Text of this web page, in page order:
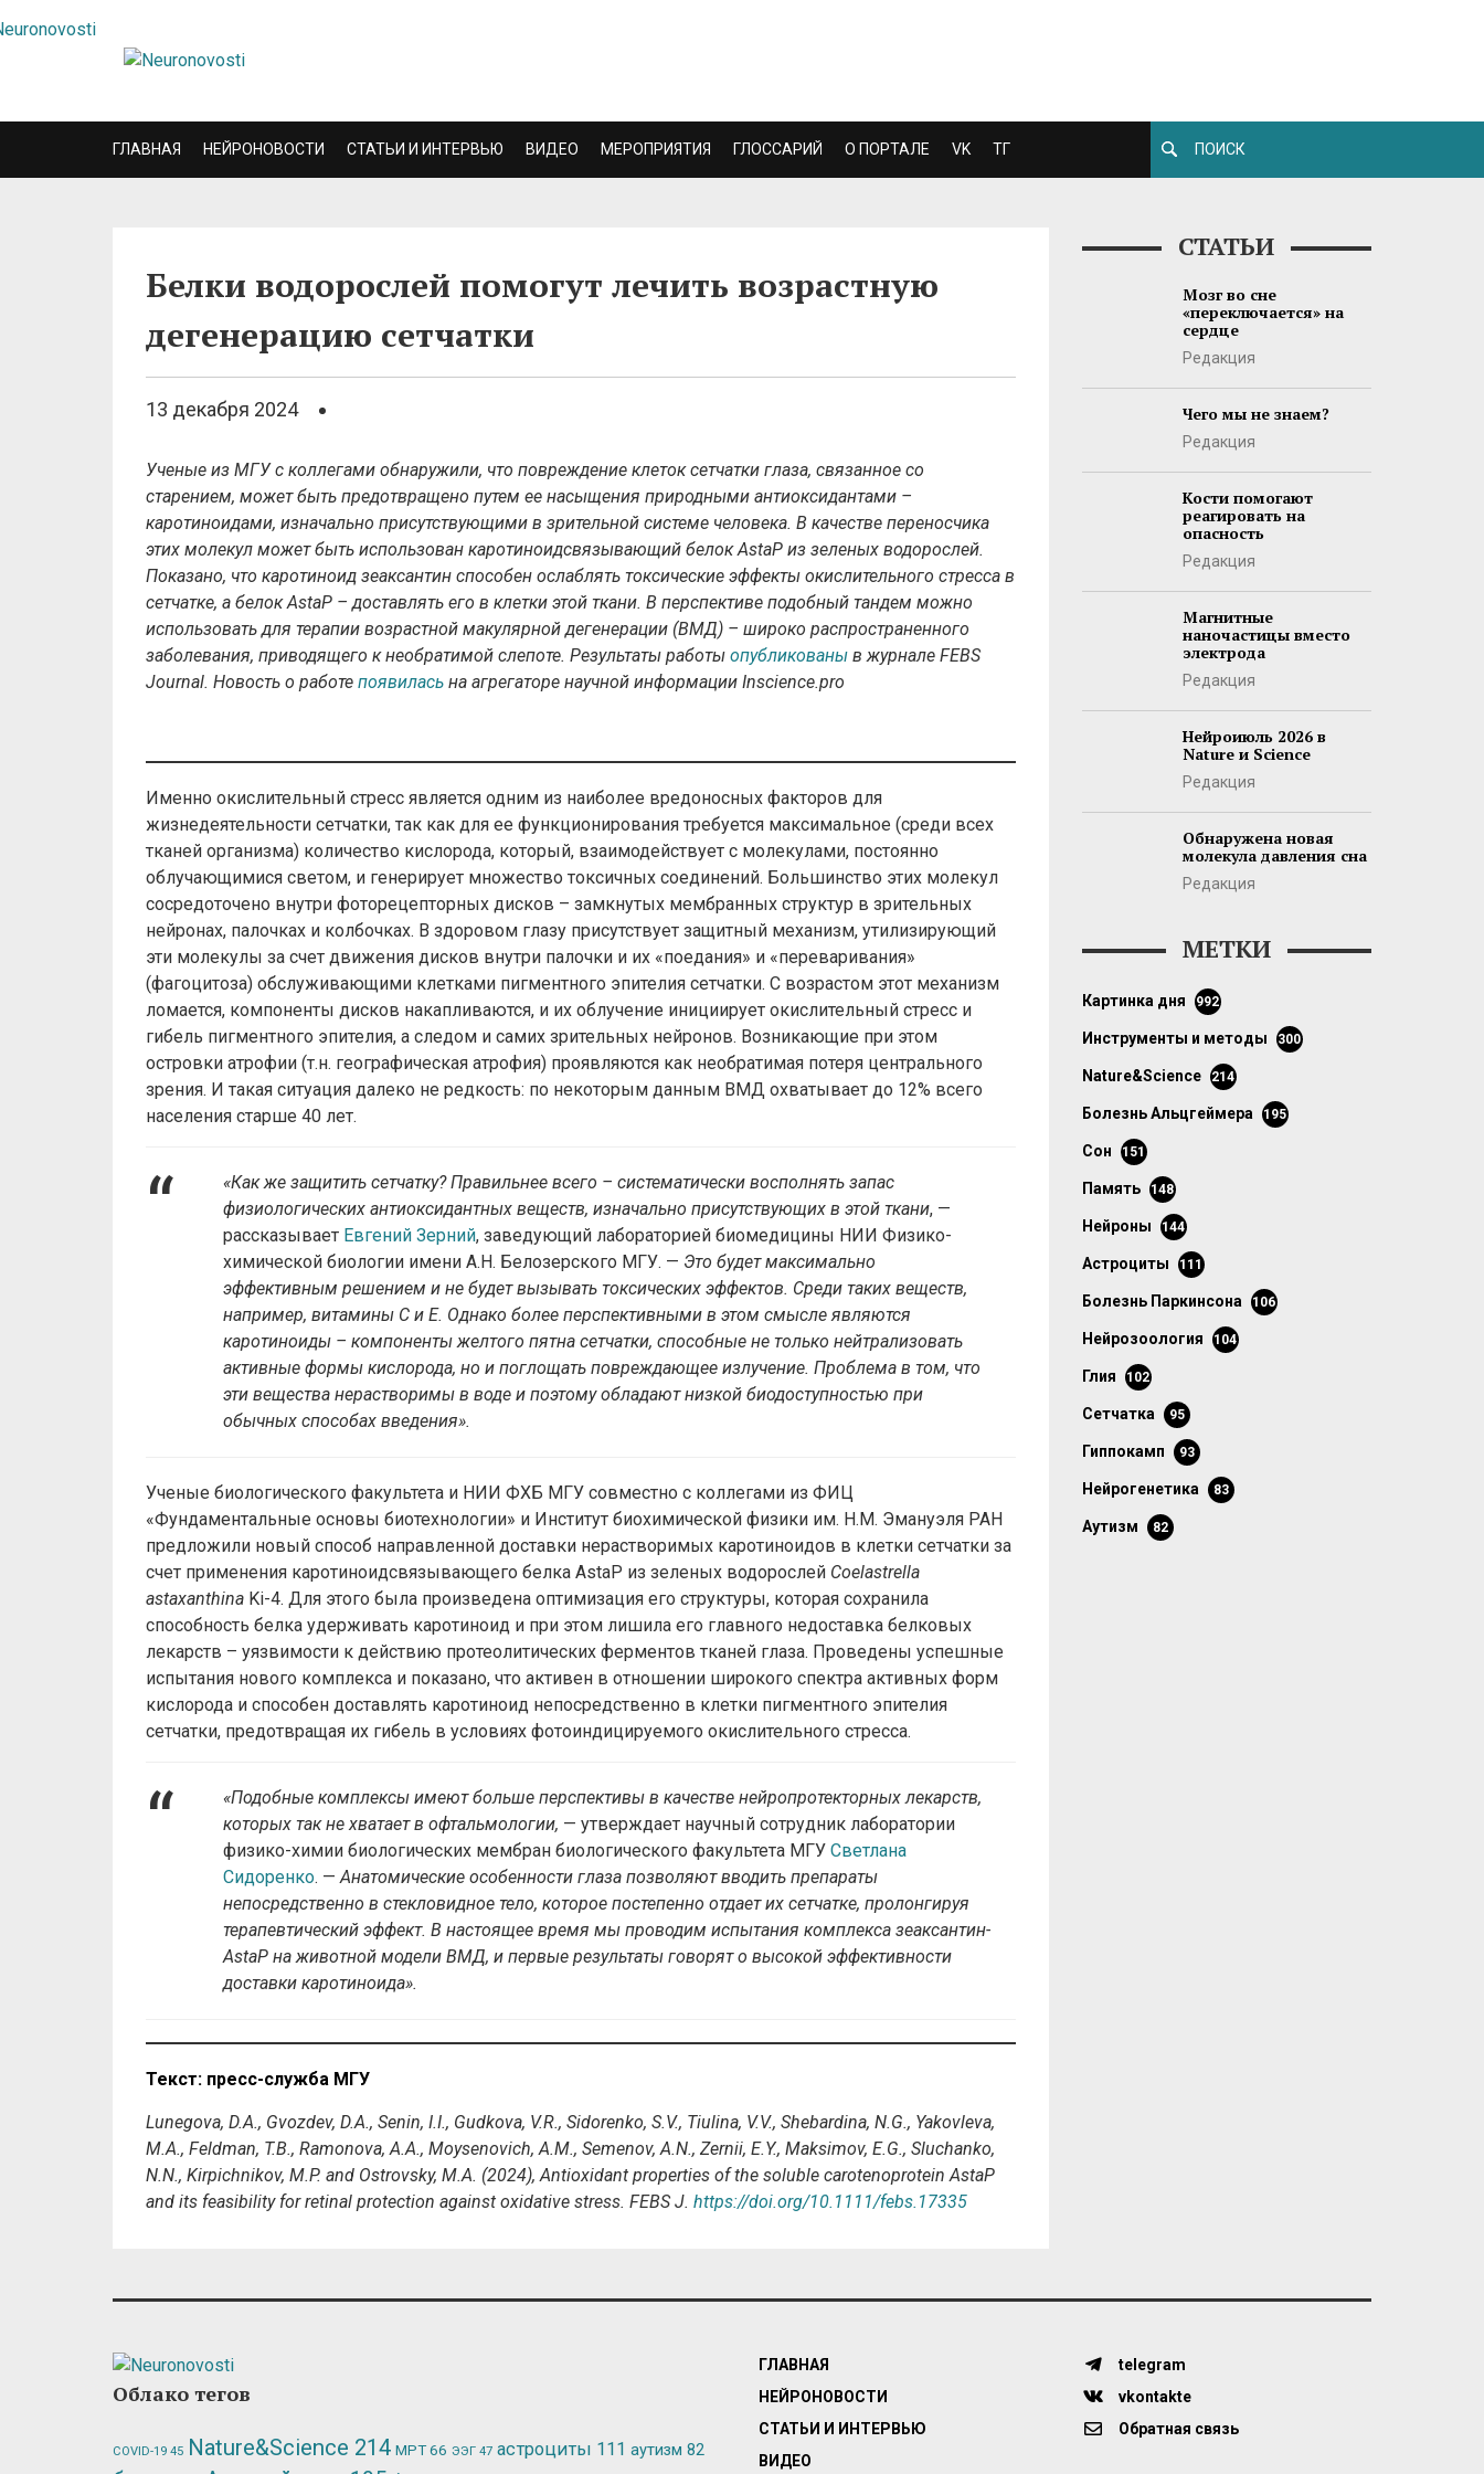
ГЛАВНАЯ НЕЙРОНОВОСТИ СТАТЬИ И ИНТЕРВЬЮ ВИДЕО МЕРОПРИЯТИЯ ГЛОССАРИЙ О ПОРТАЛЕ VK ТГ
Белки водорослей помогут лечить возрастную
дегенерацию сетчатки
13 декабря 2024
Ученые из МГУ с коллегами обнаружили, что повреждение клеток сетчатки глаза, связанное со
старением, может быть предотвращено путем ее насыщения природными антиоксидантами –
каротиноидами, изначально присутствующими в зрительной системе человека. В качестве переносчика
этих молекул может быть использован каротиноидсвязывающий белок AstaP из зеленых водорослей.
Показано, что каротиноид зеаксантин способен ослаблять токсические эффекты окислительного стресса в
сетчатке, а белок AstaP – доставлять его в клетки этой ткани. В перспективе подобный тандем можно
использовать для терапии возрастной макулярной дегенерации (ВМД) – широко распространенного
заболевания, приводящего к необратимой слепоте. Результаты работы опубликованы в журнале FEBS
Journal. Новость о работе появилась на агрегаторе научной информации Inscience.pro
Именно окислительный стресс является одним из наиболее вредоносных факторов для
жизнедеятельности сетчатки, так как для ее функционирования требуется максимальное (среди всех
тканей организма) количество кислорода, который, взаимодействует с молекулами, постоянно
облучающимися светом, и генерирует множество токсичных соединений. Большинство этих молекул
сосредоточено внутри фоторецепторных дисков – замкнутых мембранных структур в зрительных
нейронах, палочках и колбочках. В здоровом глазу присутствует защитный механизм, утилизирующий
эти молекулы за счет движения дисков внутри палочки и их «поедания» и «переваривания»
(фагоцитоза) обслуживающими клетками пигментного эпителия сетчатки. С возрастом этот механизм
ломается, компоненты дисков накапливаются, и их облучение инициирует окислительный стресс и
гибель пигментного эпителия, а следом и самих зрительных нейронов. Возникающие при этом
островки атрофии (т.н. географическая атрофия) проявляются как необратимая потеря центрального
зрения. И такая ситуация далеко не редкость: по некоторым данным ВМД охватывает до 12% всего
населения старше 40 лет.
«Как же защитить сетчатку? Правильнее всего – систематически восполнять запас
физиологических антиоксидантных веществ, изначально присутствующих в этой ткани, —
рассказывает Евгений Зерний, заведующий лабораторией биомедицины НИИ Физико-
химической биологии имени А.Н. Белозерского МГУ. — Это будет максимально
эффективным решением и не будет вызывать токсических эффектов. Среди таких веществ,
например, витамины С и Е. Однако более перспективными в этом смысле являются
каротиноиды – компоненты желтого пятна сетчатки, способные не только нейтрализовать
активные формы кислорода, но и поглощать повреждающее излучение. Проблема в том, что
эти вещества нерастворимы в воде и поэтому обладают низкой биодоступностью при
обычных способах введения».
Ученые биологического факультета и НИИ ФХБ МГУ совместно с коллегами из ФИЦ
«Фундаментальные основы биотехнологии» и Институт биохимической физики им. Н.М. Эмануэля РАН
предложили новый способ направленной доставки нерастворимых каротиноидов в клетки сетчатки за
счет применения каротиноидсвязывающего белка AstaP из зеленых водорослей Coelastrella
astaxanthina Ki-4. Для этого была произведена оптимизация его структуры, которая сохранила
способность белка удерживать каротиноид и при этом лишила его главного недоставка белковых
лекарств – уязвимости к действию протеолитических ферментов тканей глаза. Проведены успешные
испытания нового комплекса и показано, что активен в отношении широкого спектра активных форм
кислорода и способен доставлять каротиноид непосредственно в клетки пигментного эпителия
сетчатки, предотвращая их гибель в условиях фотоиндицируемого окислительного стресса.
«Подобные комплексы имеют больше перспективы в качестве нейропротекторных лекарств,
которых так не хватает в офтальмологии, — утверждает научный сотрудник лаборатории
физико-химии биологических мембран биологического факультета МГУ Светлана
Сидоренко. —Анатомические особенности глаза позволяют вводить препараты
непосредственно в стекловидное тело, которое постепенно отдает их сетчатке, пролонгируя
терапевтический эффект. В настоящее время мы проводим испытания комплекса зеаксантин-
AstaP на животной модели ВМД, и первые результаты говорят о высокой эффективности
доставки каротиноида».
Текст: пресс-служба МГУ
Lunegova, D.A., Gvozdev, D.A., Senin, I.I., Gudkova, V.R., Sidorenko, S.V., Tiulina, V.V., Shebardina, N.G., Yakovleva,
M.A., Feldman, T.B., Ramonova, A.A., Moysenovich, A.M., Semenov, A.N., Zernii, E.Y., Maksimov, E.G., Sluchanko,
N.N., Kirpichnikov, M.P. and Ostrovsky, M.A. (2024), Antioxidant properties of the soluble carotenoprotein AstaP
and its feasibility for retinal protection against oxidative stress. FEBS J. https://doi.org/10.1111/febs.17335
СТАТЬИ
Мозг во сне
«переключается» на
сердце
Редакция
Чего мы не знаем?
Редакция
Кости помогают
реагировать на
опасность
Редакция
Магнитные
наночастицы вместо
электрода
Редакция
Нейроиюль 2026 в
Nature и Science
Редакция
Обнаружена новая
молекула давления сна
Редакция
МЕТКИ
картинка дня 992
инструменты и методы 300
Nature&Science 214
болезнь Альцгеймера 195
сон 151
память 148
нейроны 144
астроциты 111
болезнь Паркинсона 106
нейрозоология 104
глия 102
сетчатка 95
гиппокамп 93
нейрогенетика 83
аутизм 82
Облако тегов
COVID-19 45 Nature&Science 214 МРТ66 ЭЭГ 47 астроциты 111 аутизм 82
ГЛАВНАЯ
НЕЙРОНОВОСТИ
СТАТЬИ И ИНТЕРВЬЮ
ВИДЕО
telegram
vkontakte
Обратная связь